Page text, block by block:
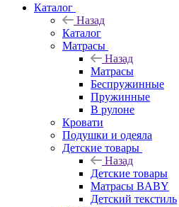
Каталог
Назад
Каталог
Матрасы
Назад
Матрасы
Беспружинные
Пружинные
В рулоне
Кровати
Подушки и одеяла
Детские товары
Назад
Детские товары
Матрасы BABY
Детский текстиль